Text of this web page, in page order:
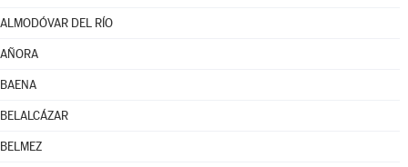
ALMODÓVAR DEL RÍO
AÑORA
BAENA
BELALCÁZAR
BELMEZ